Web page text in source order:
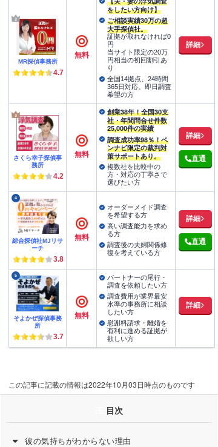
MR探偵事務所
4.7
無料
をしたい方向け】
ご相談実績30万の超
大手探偵社。
証拠が取れなければ0
円
当サイト限定の20万
円相当の初回割引あ
り
全国14拠点、24時間
365日対応。即日調査
希望の方
詳細
さくら幸子探偵事
務所
4.2
無料
創業38年！全国30支
社・年間問合せ件数
25,000件の実績
調査成功率98％！ベ
ンナビ限定の裁判対
策サポートあり。
複数社を比較中の
方・対応の丁寧さで
選びたい方
詳細
直通
4
綜合探偵社MJリサ
ーチ
3.8
無料
オーダーメイド調査
を希望する方
高い調査能力を求め
る方
調査後の夫婦関係修
復を考えている方
詳細
直通
5
そよかぜ探偵事務
所
3.7
無料
パートナーの尾行・
調査を依頼したい方
調査費用が業界最安
水準の事務所に相談
したい方
慰謝料請求・離婚を
有利に進める証拠が
欲しい方
詳細
この記事に記載の情報は2022年10月03日時点のものです
目次
彼の気持ちがわからない理由